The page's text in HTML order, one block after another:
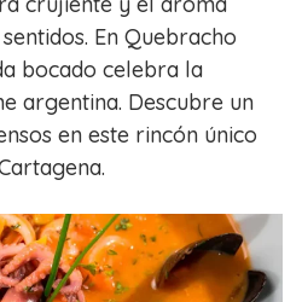
En Quebracho
bocado celebra la
argentina. Descubre un
en este rincón único